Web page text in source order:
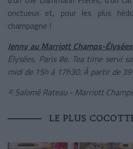
onctueux et, pour les plus
champagne !
Jenny au Marriott Champs-Élysées
Élysées, Paris 8e. Tea time servi
midi de 15h à 17h30. À partir de
© Salomé Rateau - Marriott
LE PLUS